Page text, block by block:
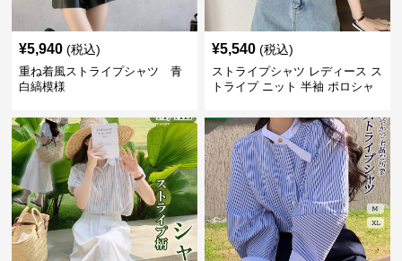
¥5,940 (税込)
重ね着風ストライプシャツ 青
白縞模様
¥5,540 (税込)
ストライプシャツ レディース ス
トライプ ニット 半袖 ポロシャ